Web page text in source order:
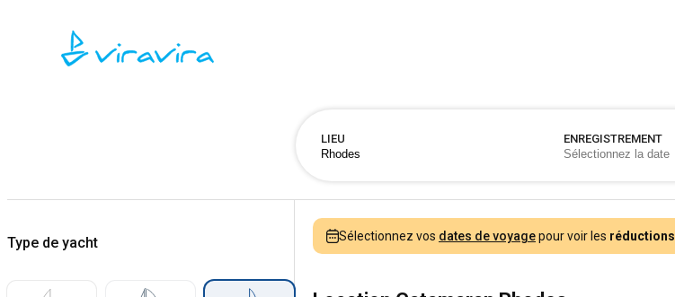
LIEU ENREGISTREMENT
Type de yacht Sélectionnez vos dates de voyagepour voir les réductions